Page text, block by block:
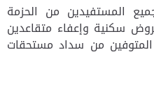
المستفيدين من الحزمة
سكنية وإعفاء متقاعدين
من سداد مستحقات